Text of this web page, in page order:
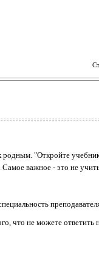
"Откройте учебник
важное - это не
что не можете ответить